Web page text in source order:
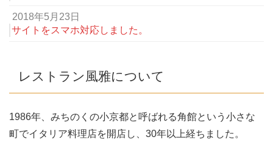
2018年5月23日
サイトをスマホ対応しました。
レストラン風雅について
1986年、みちのくの小京都と呼ばれる角館という小さな
町でイタリア料理店を開店し、30年以上経ちました。